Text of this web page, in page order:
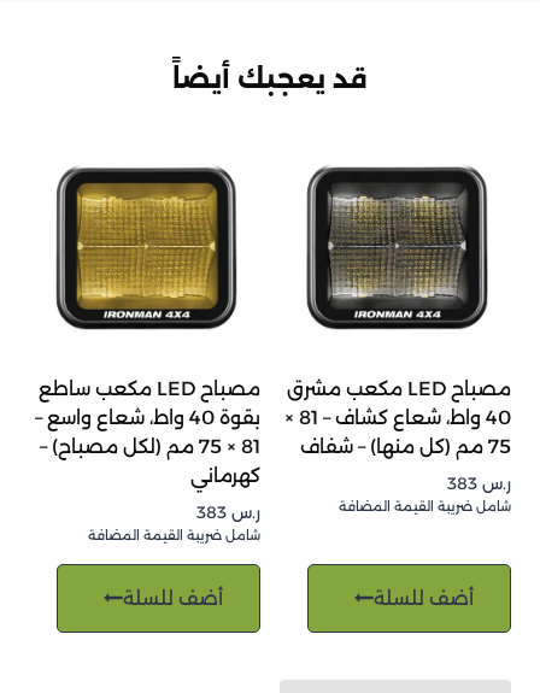
قد يعجبك أيضاً
مصباح LED مكعب مشرق
40 واط، شعاع كشاف – 81 ×
75 مم (كل منها) – شفاف
ر.س
شامل ضريبة القيمة المضافة
أضف للسلة
مصباح LED مكعب ساطع
بقوة 40 واط، شعاع واسع –
81 × 75 مم (لكل مصباح) –
كهرماني
ر.س
شامل ضريبة القيمة المضافة
أضف للسلة